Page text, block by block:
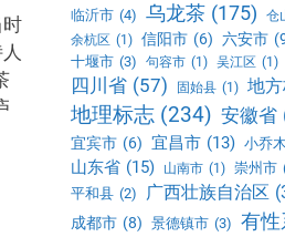
临沂市 (4) 乌龙茶 (175) 仓
余杭区 (1) 信阳市 (6) 六安市
十堰市 (3) 句容市 (1) 吴江区 (1)
四川省 (57) 固始县 (1) 地
地理标志 (234) 安徽省
宜宾市 (6) 宜昌市 (13) 小乔木
山东省 (15) 山南市 (1) 崇州市
平和县 (2) 广西壮族自治区
成都市 (8) 景德镇市 (3) 有性